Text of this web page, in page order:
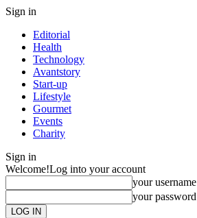
Sign in
Editorial
Health
Technology
Avantstory
Start-up
Lifestyle
Gourmet
Events
Charity
Sign in
Welcome!Log into your account
your username
your password